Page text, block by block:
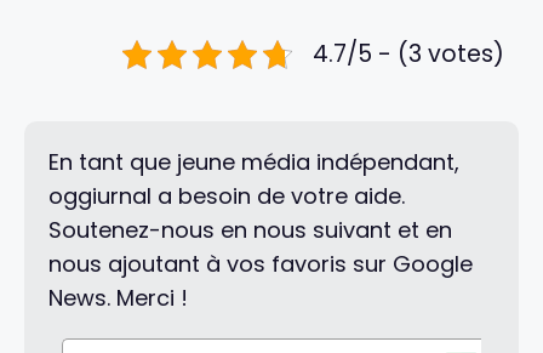
4.7/5 - (3 votes)
En tant que jeune média indépendant,
oggiurnal a besoin de votre aide.
Soutenez-nous en nous suivant et en
nous ajoutant à vos favoris sur Google
News. Merci !